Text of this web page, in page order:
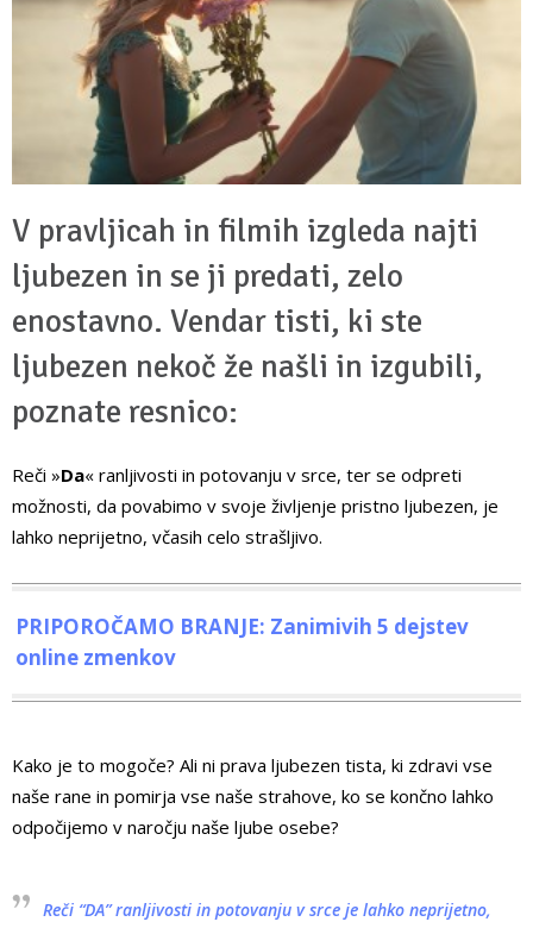
V pravljicah in filmih izgleda najti
ljubezen in se ji predati, zelo
enostavno. Vendar tisti, ki ste
ljubezen nekoč že našli in izgubili,
poznate resnico:
Reči »Da« ranljivosti in potovanju v srce, ter se odpreti
možnosti, da povabimo v svoje življenje pristno ljubezen, je
lahko neprijetno, včasih celo strašljivo.
PRIPOROČAMO BRANJE: Zanimivih 5 dejstev
online zmenkov
Kako je to mogoče? Ali ni prava ljubezen tista, ki zdravi vse
naše rane in pomirja vse naše strahove, ko se končno lahko
odpočijemo v naročju naše ljube osebe?
Reči “DA” ranljivosti in potovanju v srce je lahko neprijetno,